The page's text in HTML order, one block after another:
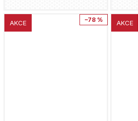
AKCE –78 % AKCE